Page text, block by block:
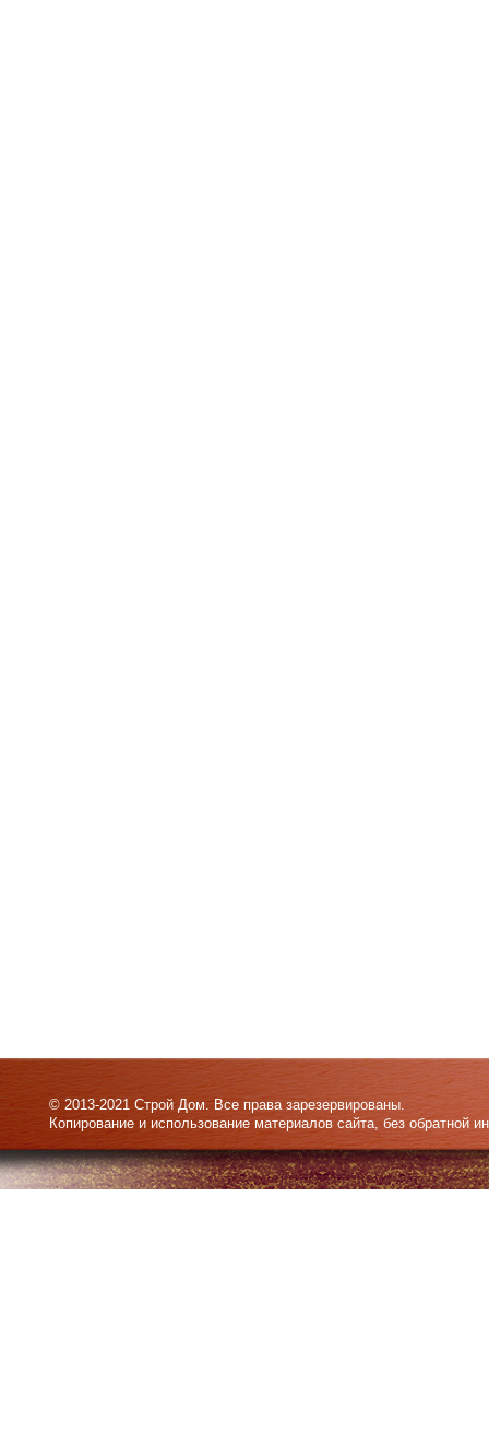
© 2013-2021 Строй Дом. Все права зарезервированы.
Копирование и использование материалов сайта, без обратной